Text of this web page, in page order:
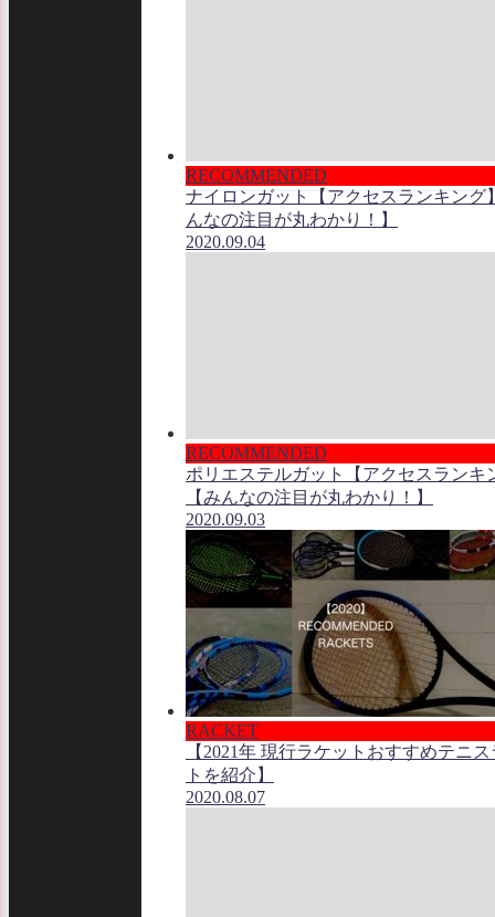
RECOMMENDED
ナイロンガット【アクセスランキング
んなの注目が丸わかり！】
2020.09.04
RECOMMENDED
ポリエステルガット【アクセスランキ
【みんなの注目が丸わかり！】
2020.09.03
RACKET
【2021年 現行ラケットおすすめテニ
トを紹介】
2020.08.07